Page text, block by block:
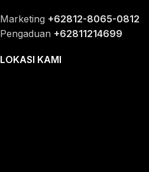
Marketing +62812-8065-0812
Pengaduan +62811214699
LOKASI KAMI